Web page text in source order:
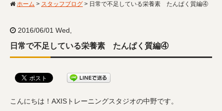
ホーム > スタッフブログ > 日常で不足している栄養素 たんぱく質編④
2016/06/01 Wed,
日常で不足している栄養素 たんぱく質編④
こんにちは！AXISトレーニングスタジオの中野です。